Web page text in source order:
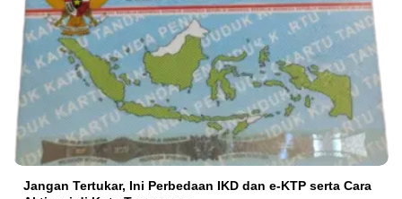
Jangan Tertukar, Ini Perbedaan IKD dan e-KTP serta Cara